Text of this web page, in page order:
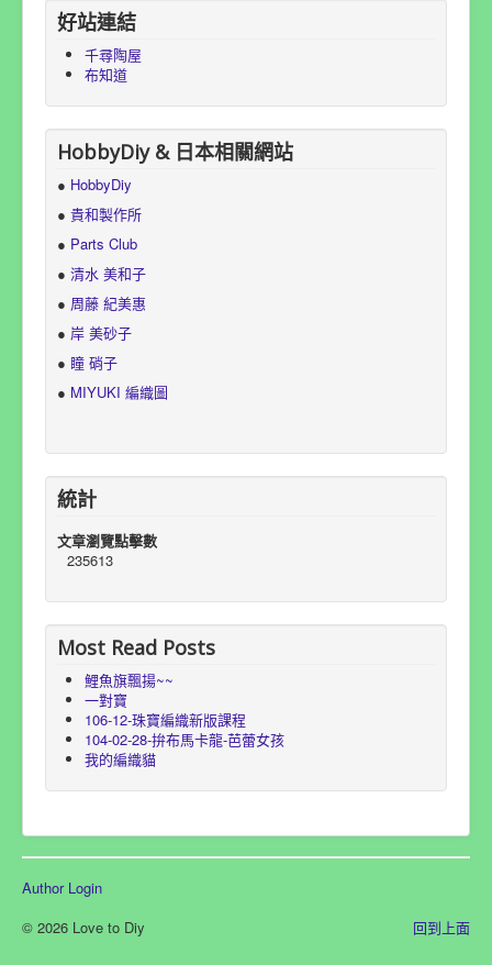
好站連結
千尋陶屋
布知道
HobbyDiy & 日本相關網站
● HobbyDiy
● 貴和製作所
● Parts Club
● 清水 美和子
● 周藤 紀美惠
● 岸 美砂子
● 瞳 硝子
● MIYUKI 編織圖
統計
文章瀏覽點擊數
235613
Most Read Posts
鯉魚旗飄揚~~
一對寶
106-12-珠寶編織新版課程
104-02-28-拚布馬卡龍-芭蕾女孩
我的編織貓
Author Login
回到上面
© 2026 Love to Diy